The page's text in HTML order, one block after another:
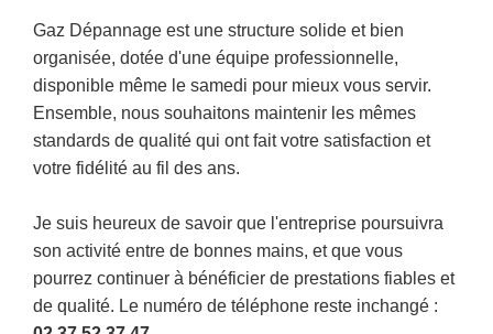
Gaz Dépannage est une structure solide et bien
organisée, dotée d'une équipe professionnelle,
disponible même le samedi pour mieux vous servir.
Ensemble, nous souhaitons maintenir les mêmes
standards de qualité qui ont fait votre satisfaction et
votre fidélité au fil des ans.
Je suis heureux de savoir que l'entreprise poursuivra
son activité entre de bonnes mains, et que vous
pourrez continuer à bénéficier de prestations fiables et
de qualité. Le numéro de téléphone reste inchangé :